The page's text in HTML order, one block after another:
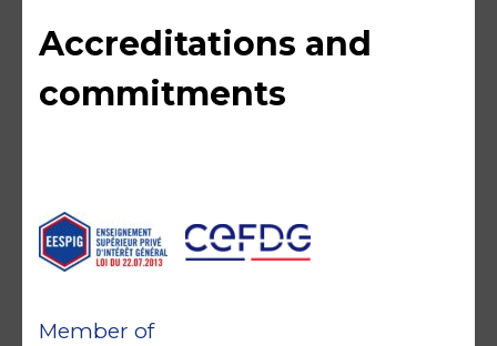
Accreditations and
commitments
Member of